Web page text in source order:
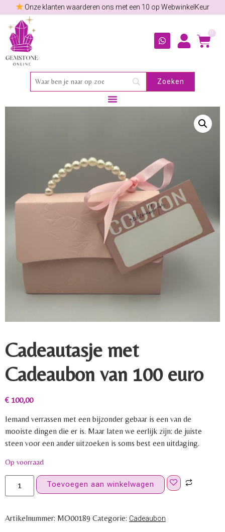
Onze klanten waarderen ons met een 10 op WebwinkelKeur
0
Cadeautasje met
Cadeaubon van 100 euro
€ 100,00
Iemand verrassen met een bijzonder gebaar is een van de
mooiste dingen die er is. Maar laten we eerlijk zijn: de juiste
steen voor een ander uitzoeken is soms best een uitdaging.
Op voorraad
Toevoegen aan winkelwagen
Artikelnummer: MO00189 Categorie: Cadeaubon